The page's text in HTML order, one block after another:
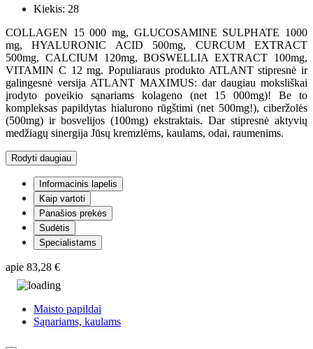
Kiekis: 28
COLLAGEN 15 000 mg, GLUCOSAMINE SULPHATE 1000
mg, HYALURONIC ACID 500mg, CURCUM EXTRACT
500mg, CALCIUM 120mg, BOSWELLIA EXTRACT 100mg,
VITAMIN C 12 mg. Populiaraus produkto ATLANT stipresnė ir
galingesnė versija ATLANT MAXIMUS: dar daugiau moksliškai
įrodyto poveikio sąnariams kolageno (net 15 000mg)! Be to
kompleksas papildytas hialurono rūgštimi (net 500mg!), ciberžolės
(500mg) ir bosvelijos (100mg) ekstraktais. Dar stipresnė aktyvių
medžiagų sinergija Jūsų kremzlėms, kaulams, odai, raumenims.
Rodyti daugiau
Informacinis lapelis
Kaip vartoti
Panašios prekės
Sudėtis
Specialistams
apie 83,28 €
Maisto papildai
Sąnariams, kaulams